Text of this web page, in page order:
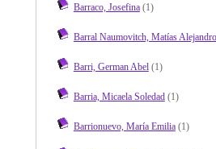
Barraco, Josefina(1)
Barral Naumovitch, Matías Alejandro
Barri, German Abel(1)
Barria, Micaela Soledad(1)
Barrionuevo, María Emilia(1)